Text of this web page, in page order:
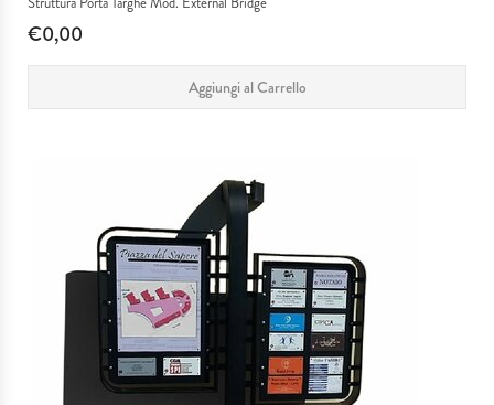
€0,00
Aggiungi al Carrello